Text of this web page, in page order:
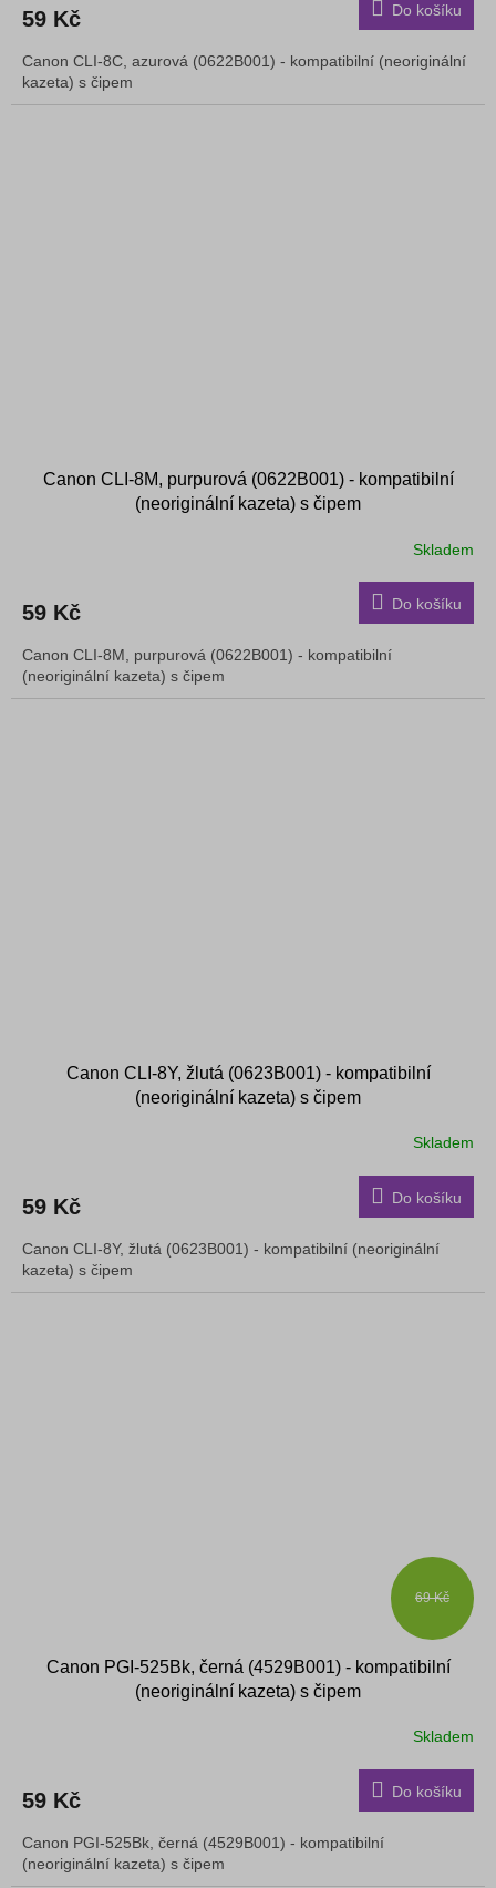
59 Kč Do košíku
Canon CLI-8C, azurová (0622B001) - kompatibilní (neoriginální
kazeta) s čipem
Canon CLI-8M, purpurová (0622B001) - kompatibilní
(neoriginální kazeta) s čipem
Skladem
59 Kč Do košíku
Canon CLI-8M, purpurová (0622B001) - kompatibilní
(neoriginální kazeta) s čipem
Canon CLI-8Y, žlutá (0623B001) - kompatibilní
(neoriginální kazeta) s čipem
Skladem
59 Kč Do košíku
Canon CLI-8Y, žlutá (0623B001) - kompatibilní (neoriginální
kazeta) s čipem
69 Kč
Canon PGI-525Bk, černá (4529B001) - kompatibilní
(neoriginální kazeta) s čipem
Skladem
59 Kč Do košíku
Canon PGI-525Bk, černá (4529B001) - kompatibilní
(neoriginální kazeta) s čipem